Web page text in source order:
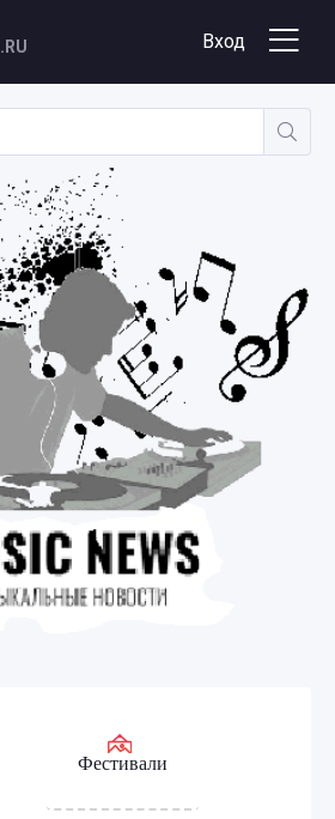
.RU Вход
Фестивали